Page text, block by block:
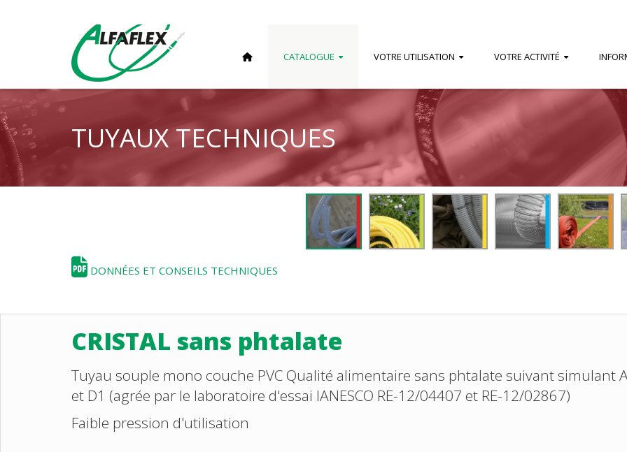
CATALOGUE VOTRE UTILISATION VOTRE ACTIVITÉ
TUYAUX TECHNIQUES
DONNÉES ET CONSEILS TECHNIQUES
CRISTAL sans phtalate
Tuyau souple mono couche PVC Qualité alimentaire sans phtalate suivant simulant
et D1 (agrée par le laboratoire d'essai IANESCO RE-12/04407 et RE-12/02867)
Faible pression d'utilisation